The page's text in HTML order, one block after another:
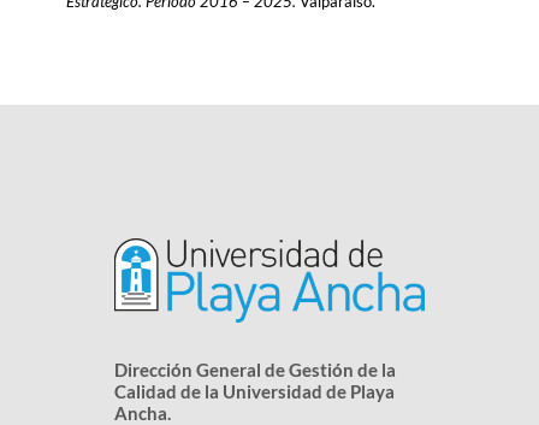
Dirección General de Gestión de la
Calidad de la Universidad de Playa
Ancha.